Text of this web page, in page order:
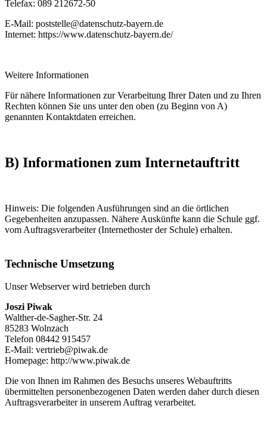
Telefax: 089 212672-50
E-Mail: poststelle@datenschutz-bayern.de
Internet: https://www.datenschutz-bayern.de/
Weitere Informationen
Für nähere Informationen zur Verarbeitung Ihrer Daten und zu Ihren
Rechten können Sie uns unter den oben (zu Beginn von A)
genannten Kontaktdaten erreichen.
B) Informationen zum Internetauftritt
Hinweis: Die folgenden Ausführungen sind an die örtlichen
Gegebenheiten anzupassen. Nähere Auskünfte kann die Schule ggf.
vom Auftragsverarbeiter (Internethoster der Schule) erhalten.
Technische Umsetzung
Unser Webserver wird betrieben durch
Joszi Piwak
Walther-de-Sagher-Str. 24
85283 Wolnzach
Telefon 08442 915457
E-Mail: vertrieb@piwak.de
Homepage: http://www.piwak.de
Die von Ihnen im Rahmen des Besuchs unseres Webauftritts
übermittelten personenbezogenen Daten werden daher durch diesen
Auftragsverarbeiter in unserem Auftrag verarbeitet.